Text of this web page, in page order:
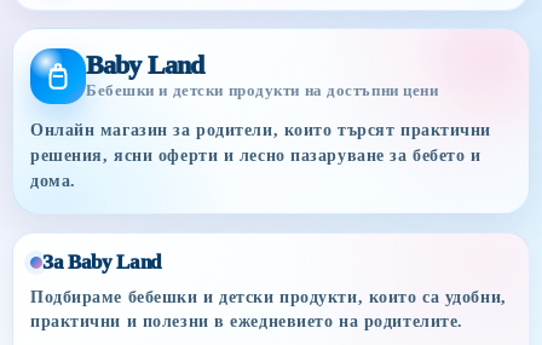
Baby Land
Бебешки и детски продукти на достъпни цени
Онлайн магазин за родители, които търсят практични
решения, ясни оферти и лесно пазаруване за бебето и
дома.
За Baby Land
Подбираме бебешки и детски продукти, които са удобни,
практични и полезни в ежедневието на родителите.